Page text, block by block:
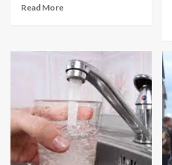
Read More